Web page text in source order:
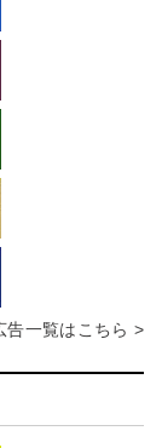
告一覧はこちら >